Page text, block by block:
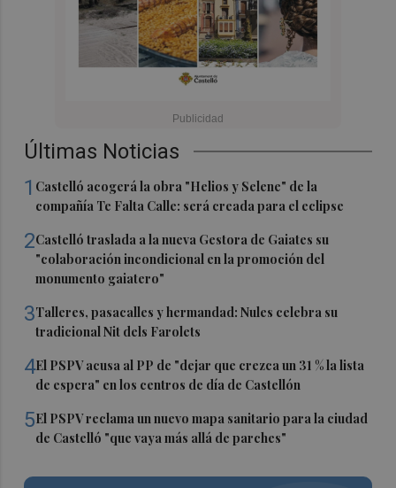
Últimas Noticias
1 Castelló acogerá la obra "Helios y Selene" de la
compañía Te Falta Calle: será creada para el eclipse
2Castelló traslada a la nueva Gestora de Gaiates su
"colaboración incondicional en la promoción del
monumento gaiatero"
3Talleres, pasacalles y hermandad: Nules celebra su
tradicional Nit dels Farolets
4El PSPV acusa al PP de "dejar que crezca un 31 % la lista
de espera" en los centros de día de Castellón
5El PSPV reclama un nuevo mapa sanitario para la ciudad
de Castelló "que vaya más allá de parches"